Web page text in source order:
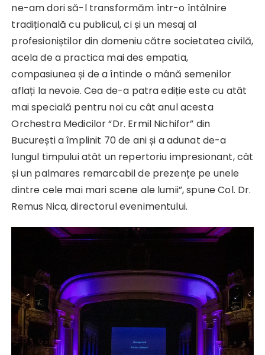
ne-am dori să-l transformăm într-o întâlnire
tradițională cu publicul, ci și un mesaj al
profesioniștilor din domeniu către societatea civilă,
acela de a practica mai des empatia,
compasiunea și de a întinde o mână semenilor
aflați la nevoie. Cea de-a patra ediție este cu atât
mai specială pentru noi cu cât anul acesta
Orchestra Medicilor “Dr. Ermil Nichifor” din
București a împlinit 70 de ani și a adunat de-a
lungul timpului atât un repertoriu impresionant, cât
și un palmares remarcabil de prezențe pe unele
dintre cele mai mari scene ale lumii”, spune Col. Dr.
Remus Nica, directorul evenimentului.